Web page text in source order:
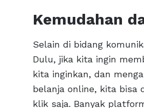
Kemudahan
Selain di bidang
Dulu, jika kita ingin
kita inginkan, dan
belanja online, kita bisa
klik saja. Banyak